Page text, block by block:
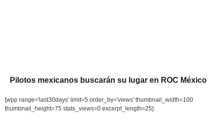
Pilotos mexicanos buscarán su lugar en ROC México
[wpp range='last30days' limit=5 order_by='views' thumbnail_width=100
thumbnail_height=75 stats_views=0 excerpt_length=25]